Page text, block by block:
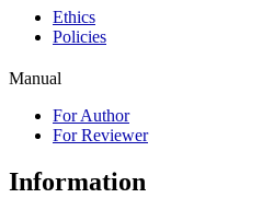
Ethics
Policies
Manual
For Author
For Reviewer
Information